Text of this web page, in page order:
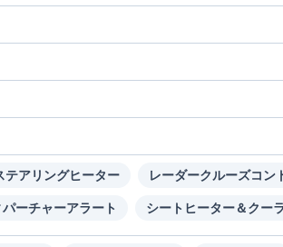
テアリングヒーター レーダークルーズコン
ーチャーアラート シートヒーター＆クー